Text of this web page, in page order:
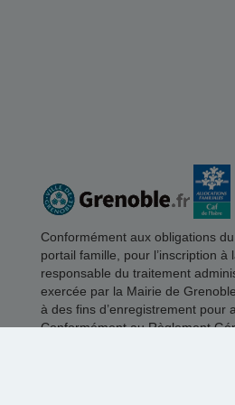
Conformément aux obligations
portail famille, pour l’inscription
responsable du traitement
exercée par la Mairie de
à des fins d’enregistrement pour
Conformément au Règlement